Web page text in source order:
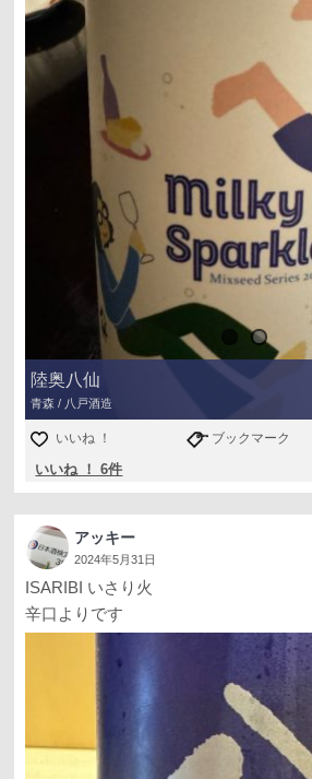
陸奥八仙
青森 / 八戸酒造
いいね ！ ブックマーク
いいね ！ 6件
アッキー
2024年5月31日
ISARIBI いさり火
辛口よりです